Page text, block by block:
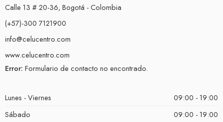
Calle 13 # 20-36, Bogotá - Colombia
(+57)-300 7121900
info@celucentro.com
www.celucentro.com
Error: Formulario de contacto no encontrado.
Lunes - Viernes
09:00 - 19:00
Sábado
09:00 - 19:00